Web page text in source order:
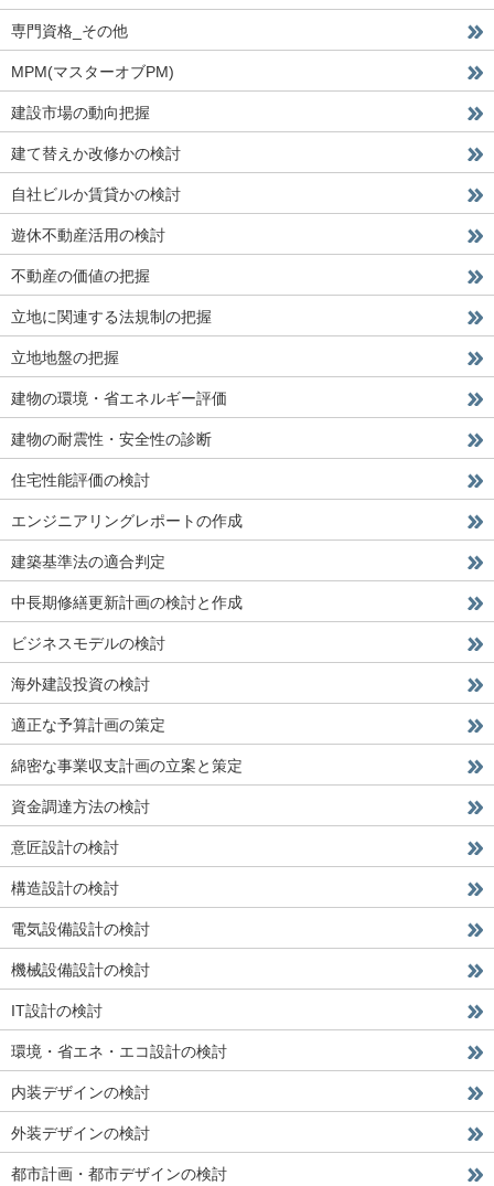
専門資格_その他
MPM(マスターオブPM)
建設市場の動向把握
建て替えか改修かの検討
自社ビルか賃貸かの検討
遊休不動産活用の検討
不動産の価値の把握
立地に関連する法規制の把握
立地地盤の把握
建物の環境・省エネルギー評価
建物の耐震性・安全性の診断
住宅性能評価の検討
エンジニアリングレポートの作成
建築基準法の適合判定
中長期修繕更新計画の検討と作成
ビジネスモデルの検討
海外建設投資の検討
適正な予算計画の策定
綿密な事業収支計画の立案と策定
資金調達方法の検討
意匠設計の検討
構造設計の検討
電気設備設計の検討
機械設備設計の検討
IT設計の検討
環境・省エネ・エコ設計の検討
内装デザインの検討
外装デザインの検討
都市計画・都市デザインの検討